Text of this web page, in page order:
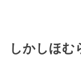
しかしほむ